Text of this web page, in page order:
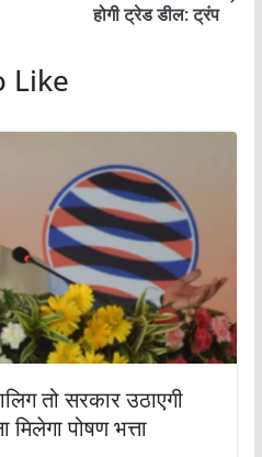
होगी ट्रेड डील: ट्रंप
Like
तो सरकार उठाएगी
मिलेगा पोषण भत्ता